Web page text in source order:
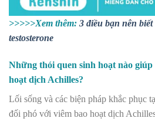
>>>>>Xem thêm: 3 điều bạn nên
testosterone
Những thói quen sinh hoạt nào
hoạt dịch Achilles?
Lối sống và các biện pháp khắc phục
đối phó với viêm bao hoạt dịch